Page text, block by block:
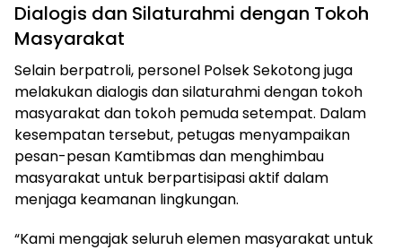
Dialogis dan Silaturahmi dengan Tokoh
Masyarakat
Selain berpatroli, personel Polsek Sekotong juga
melakukan dialogis dan silaturahmi dengan tokoh
masyarakat dan tokoh pemuda setempat. Dalam
kesempatan tersebut, petugas menyampaikan
pesan-pesan Kamtibmas dan menghimbau
masyarakat untuk berpartisipasi aktif dalam
menjaga keamanan lingkungan.
“Kami mengajak seluruh elemen masyarakat untuk